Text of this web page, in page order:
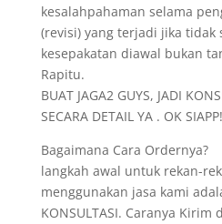
kesalahpahaman selama
(revisi) yang terjadi jika tidak
kesepakatan diawal bukan
Rapitu.
BUAT JAGA2 GUYS, JADI
SECARA DETAIL YA . OK
Bagaimana Cara Ordernya?
langkah awal untuk rekan-
menggunakan jasa kami
KONSULTASI. Caranya